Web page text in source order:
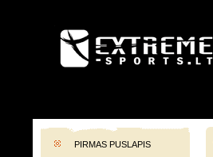
EXTREME-
PIRMAS PUSLAPIS